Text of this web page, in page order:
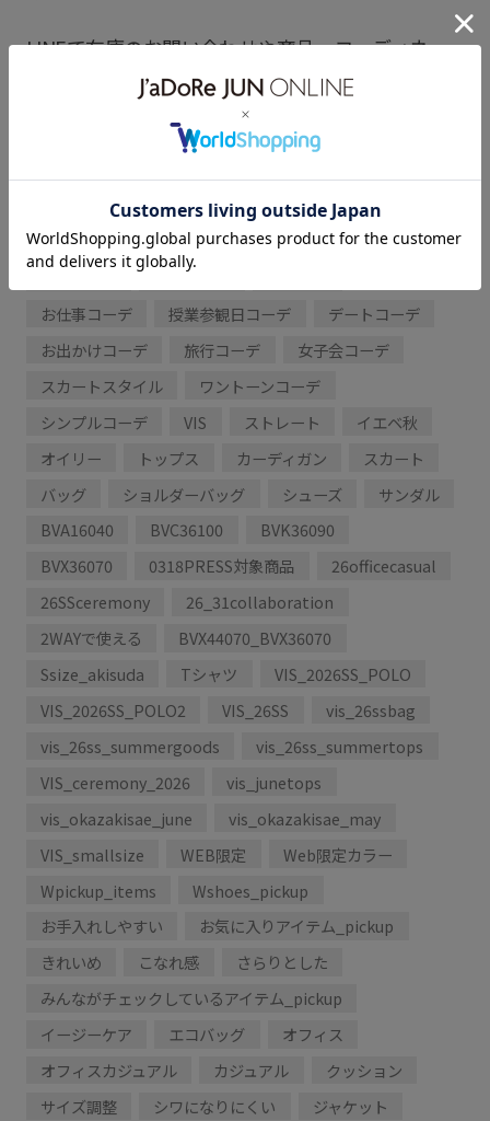
LINEで在庫のお問い合わせや商品、コーディネー
トのご相談など是非お気軽にお問い合わせくださ
LINEでルミネ北千住VISスタッフにご相談は【友だ
ち追加】をタップ！！
初夏コーデ
お仕事コーデ
授業参観日コーデ
デートコーデ
お出かけコーデ
旅行コーデ
女子会コーデ
スカートスタイル
ワントーンコーデ
シンプルコーデ
VIS ストレート
イエベ秋
オイリー
トップス カーディガン
スカート
バッグ
ショルダーバッグ シューズ
サンダル
BVA16040
BVC36100
BVK36090
BVX36070
0318PRESS対象商品
26officecasual
26SSceremony
26_31collaboration
2WAYで使える
BVX44070_BVX36070
Ssize_akisuda
Tシャツ
VIS_2026SS_POLO
VIS_2026SS_POLO2
VIS_26SS
vis_26ssbag
vis_26ss_summergoods
vis_26ss_summertops
VIS_ceremony_2026
vis_junetops
vis_okazakisae_june
vis_okazakisae_may
VIS_smallsize
WEB限定
Web限定カラー
Wpickup_items
Wshoes_pickup
お手入れしやすい
お気に入りアイテム_pickup
きれいめ
こなれ感
さらりとした
みんながチェックしているアイテム_pickup
イージーケア
エコバッグ
オフィス
オフィスカジュアル
カジュアル
クッション
サイズ調整
シワになりにくい
ジャケット